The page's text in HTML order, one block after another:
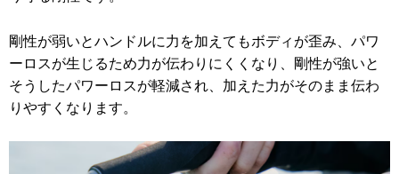
剛性が弱いとハンドルに力を加えてもボディが歪み、パワ
ーロスが生じるため力が伝わりにくくなり、剛性が強いと
そうしたパワーロスが軽減され、加えた力がそのまま伝わ
りやすくなります。